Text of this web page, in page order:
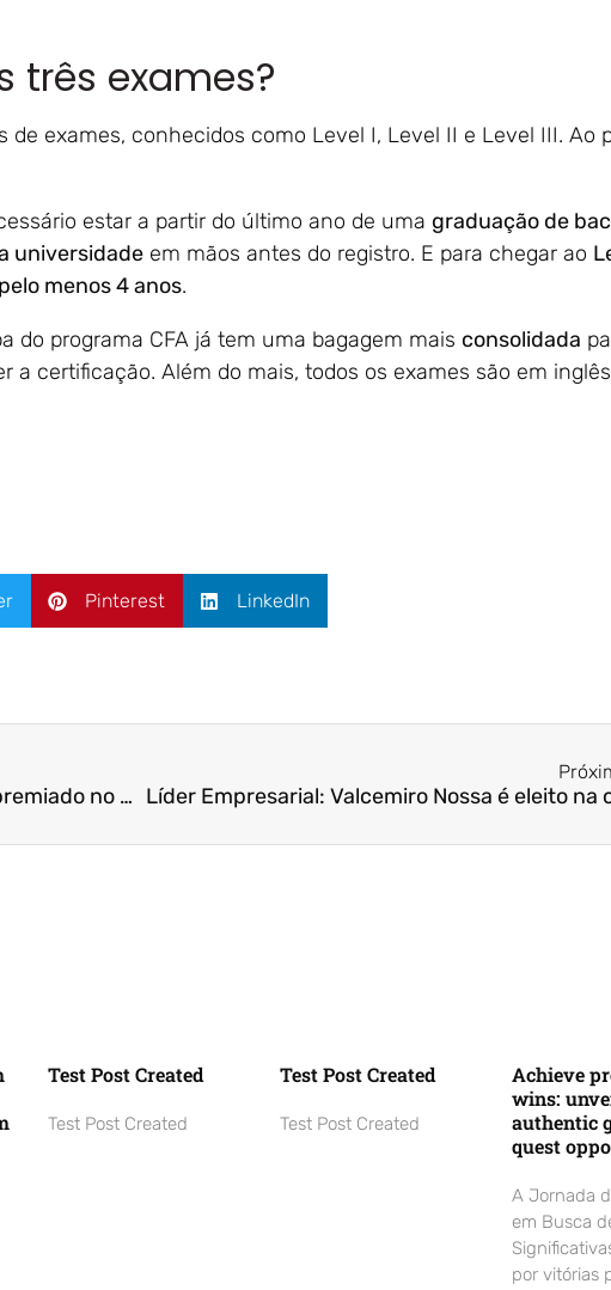
três exames?
de exames, conhecidos como Level I, Level II e Level III. Ao
estar a partir do último ano de uma graduação de
universidadeem mãos antes do registro. E para chegar ao
menos 4 anos.
do programa CFA já tem uma bagagem mais consolidada
a certificação. Além do mais, todos os exames são em
Pinterest LinkedIn
Artigo de estudante da Fucape é premiado no AdCont, congresso da UFRJ
Test Post Created
Test Post Created
Test Post Created
Test Post Created
Achieve
wins:
authentic
quest
A Jornada
em Busca
por vitórias